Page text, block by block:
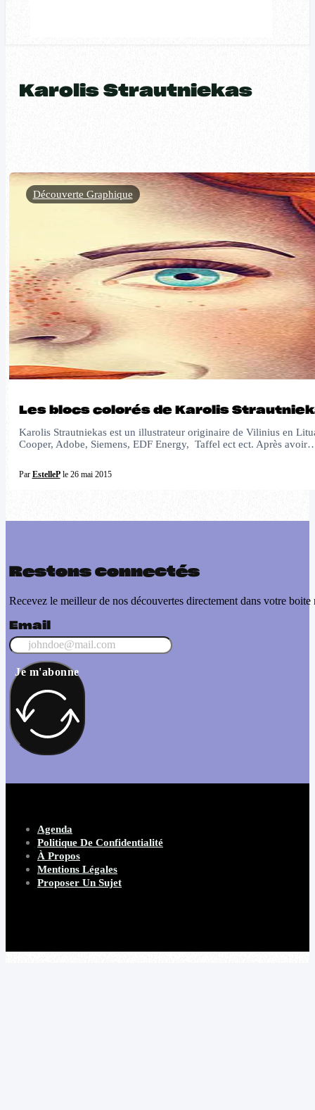
Karolis Strautniekas
Les blocs colorés de Karolis
Karolis Strautniekas est un illustrateur originaire de Vilinius en
Cooper, Adobe, Siemens, EDF Energy, Taffel ect ect. Après
Par EstellePle 26 mai 2015
Découverte Graphique
Restons connectés
Recevez le meilleur de nos découvertes directement dans votre boite
Email
Je m'abonne
Agenda
Politique De Confidentialité
À Propos
Mentions Légales
Proposer Un Sujet